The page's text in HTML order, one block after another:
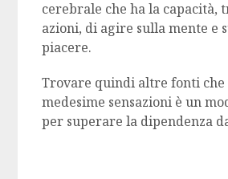
cerebrale che ha la capacità,
azioni, di agire sulla mente e
piacere.
Trovare quindi altre fonti che
medesime sensazioni è un
per superare la dipendenza